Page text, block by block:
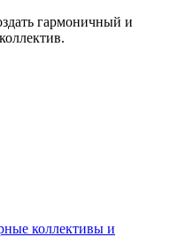
гармоничный и
коллективы и